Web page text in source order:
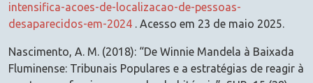
intensifica-acoes-de-localizacao-de-pessoas-
desaparecidos-em-2024 . Acesso em 23 de maio 2025.
Nascimento, A. M. (2018): “De Winnie Mandela à Baixada
Fluminense: Tribunais Populares e a estratégias de reagir à